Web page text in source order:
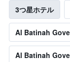
3つ星ホテル
Al Batinah
Al Batinah